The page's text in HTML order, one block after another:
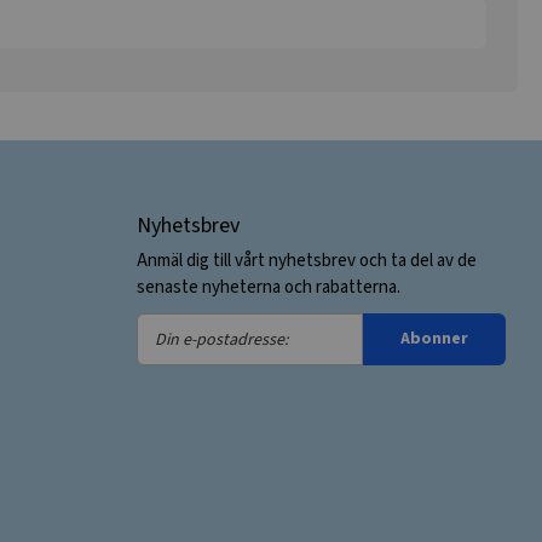
Nyhetsbrev
Anmäl dig till vårt nyhetsbrev och ta del av de
senaste nyheterna och rabatterna.
Din
e-
Abonner